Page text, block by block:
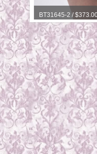
BT31645-2 / $373.00